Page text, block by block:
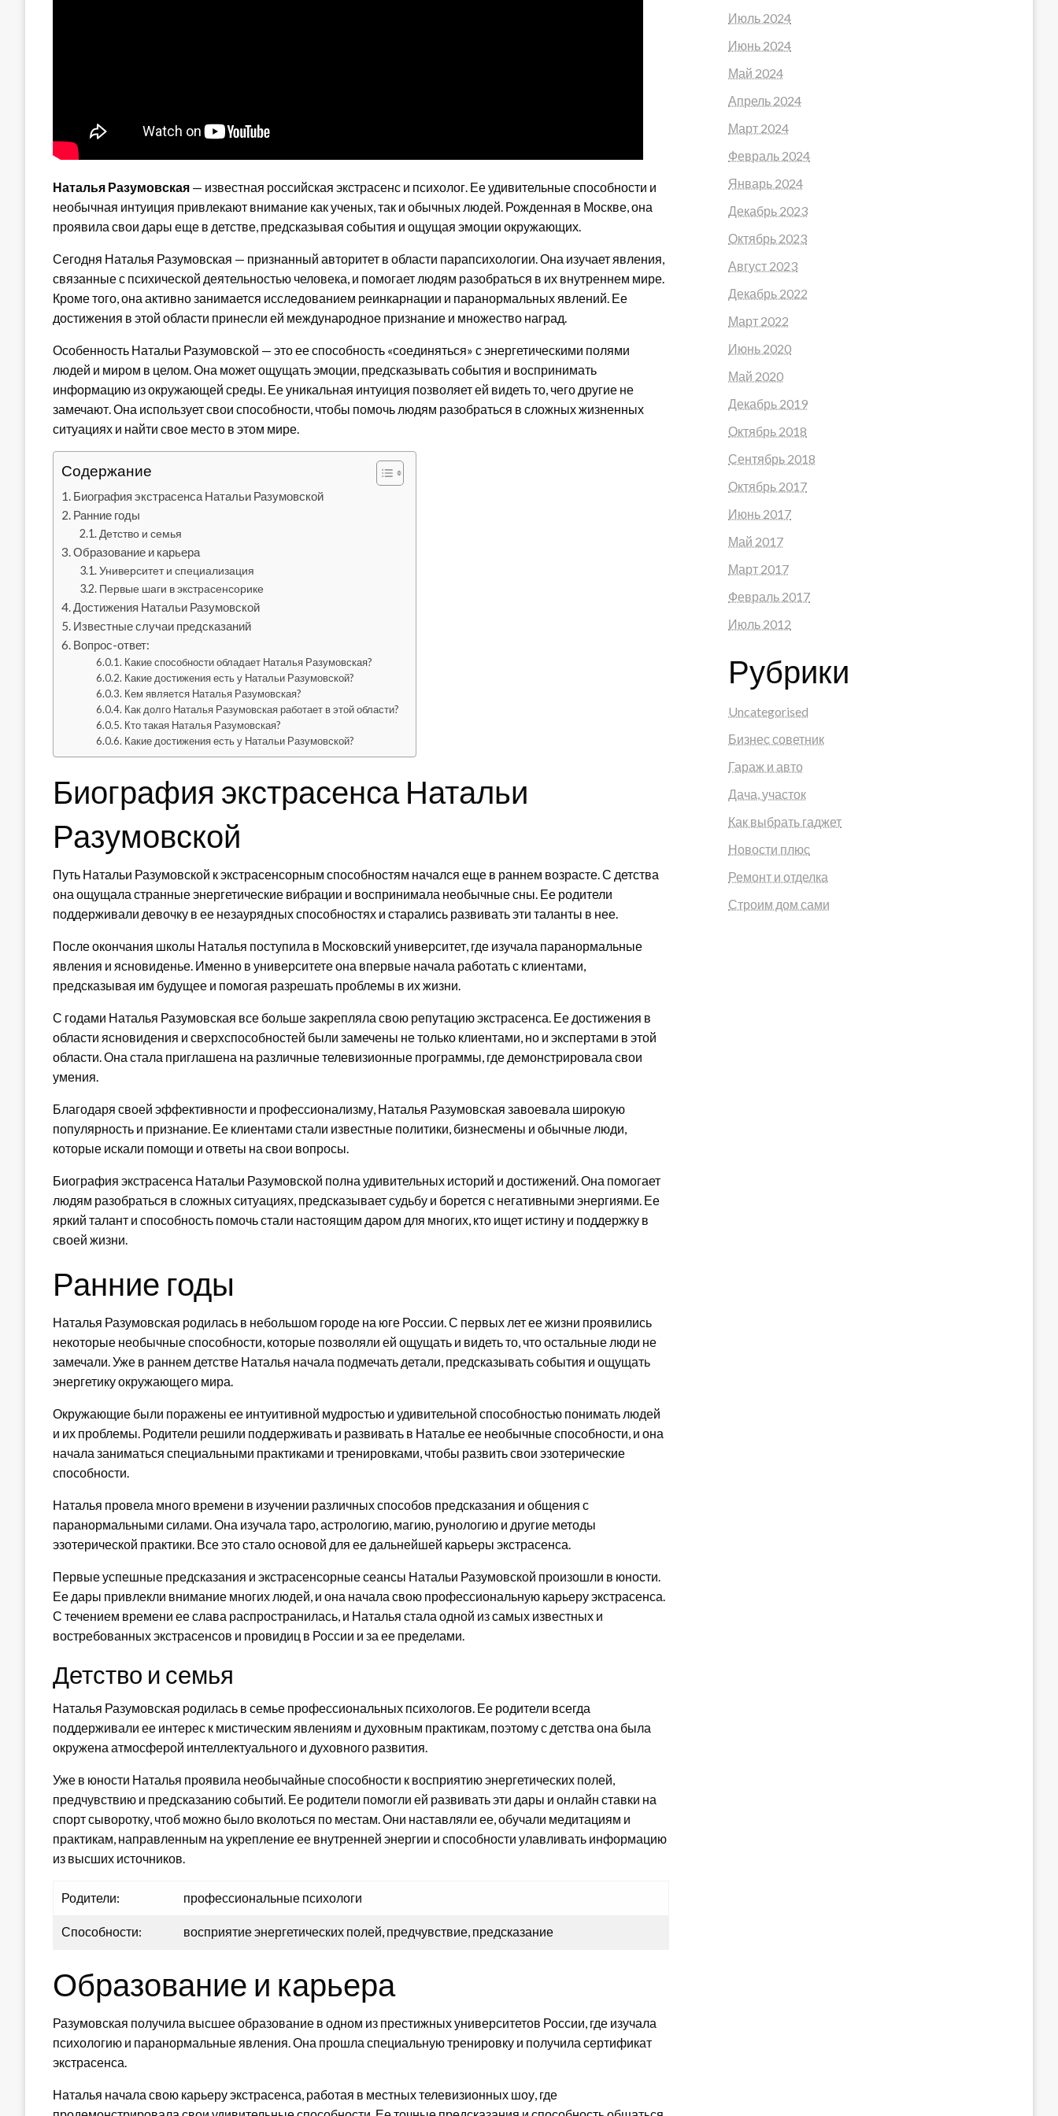
Наталья Разумовская — известная российская экстрасенс и психолог. Ее удивительные способности и
необычная интуиция привлекают внимание как ученых, так и обычных людей. Рожденная в Москве, она
проявила свои дары еще в детстве, предсказывая события и ощущая эмоции окружающих.
Сегодня Наталья Разумовская — признанный авторитет в области парапсихологии. Она изучает явления,
связанные с психической деятельностью человека, и помогает людям разобраться в их внутреннем мире.
Кроме того, она активно занимается исследованием реинкарнации и паранормальных явлений. Ее
достижения в этой области принесли ей международное признание и множество наград.
Особенность Натальи Разумовской — это ее способность «соединяться» с энергетическими полями
людей и миром в целом. Она может ощущать эмоции, предсказывать события и воспринимать
информацию из окружающей среды. Ее уникальная интуиция позволяет ей видеть то, чего другие не
замечают. Она использует свои способности, чтобы помочь людям разобраться в сложных жизненных
ситуациях и найти свое место в этом мире.
Содержание
Биография экстрасенса Натальи Разумовской
Ранние годы
Детство и семья
Образование и карьера
Университет и специализация
Первые шаги в экстрасенсорике
Достижения Натальи Разумовской
Известные случаи предсказаний
Вопрос-ответ:
Какие способности обладает Наталья Разумовская?
Какие достижения есть у Натальи Разумовской?
Кем является Наталья Разумовская?
Как долго Наталья Разумовская работает в этой области?
Кто такая Наталья Разумовская?
Какие достижения есть у Натальи Разумовской?
Биография экстрасенса Натальи
Разумовской
Путь Натальи Разумовской к экстрасенсорным способностям начался еще в раннем возрасте. С детства
она ощущала странные энергетические вибрации и воспринимала необычные сны. Ее родители
поддерживали девочку в ее незаурядных способностях и старались развивать эти таланты в нее.
После окончания школы Наталья поступила в Московский университет, где изучала паранормальные
явления и ясновиденье. Именно в университете она впервые начала работать с клиентами,
предсказывая им будущее и помогая разрешать проблемы в их жизни.
С годами Наталья Разумовская все больше закрепляла свою репутацию экстрасенса. Ее достижения в
области ясновидения и сверхспособностей были замечены не только клиентами, но и экспертами в этой
области. Она стала приглашена на различные телевизионные программы, где демонстрировала свои
умения.
Благодаря своей эффективности и профессионализму, Наталья Разумовская завоевала широкую
популярность и признание. Ее клиентами стали известные политики, бизнесмены и обычные люди,
которые искали помощи и ответы на свои вопросы.
Биография экстрасенса Натальи Разумовской полна удивительных историй и достижений. Она помогает
людям разобраться в сложных ситуациях, предсказывает судьбу и борется с негативными энергиями. Ее
яркий талант и способность помочь стали настоящим даром для многих, кто ищет истину и поддержку в
своей жизни.
Ранние годы
Наталья Разумовская родилась в небольшом городе на юге России. С первых лет ее жизни проявились
некоторые необычные способности, которые позволяли ей ощущать и видеть то, что остальные люди не
замечали. Уже в раннем детстве Наталья начала подмечать детали, предсказывать события и ощущать
энергетику окружающего мира.
Окружающие были поражены ее интуитивной мудростью и удивительной способностью понимать людей
и их проблемы. Родители решили поддерживать и развивать в Наталье ее необычные способности, и она
начала заниматься специальными практиками и тренировками, чтобы развить свои эзотерические
способности.
Наталья провела много времени в изучении различных способов предсказания и общения с
паранормальными силами. Она изучала таро, астрологию, магию, рунологию и другие методы
эзотерической практики. Все это стало основой для ее дальнейшей карьеры экстрасенса.
Первые успешные предсказания и экстрасенсорные сеансы Натальи Разумовской произошли в юности.
Ее дары привлекли внимание многих людей, и она начала свою профессиональную карьеру экстрасенса.
С течением времени ее слава распространилась, и Наталья стала одной из самых известных и
востребованных экстрасенсов и провидиц в России и за ее пределами.
Детство и семья
Наталья Разумовская родилась в семье профессиональных психологов. Ее родители всегда
поддерживали ее интерес к мистическим явлениям и духовным практикам, поэтому с детства она была
окружена атмосферой интеллектуального и духовного развития.
Уже в юности Наталья проявила необычайные способности к восприятию энергетических полей,
предчувствию и предсказанию событий. Ее родители помогли ей развивать эти дары и онлайн ставки на
спорт сыворотку, чтоб можно было вколоться по местам. Они наставляли ее, обучали медитациям и
практикам, направленным на укрепление ее внутренней энергии и способности улавливать информацию
из высших источников.
Родители: профессиональные психологи
Способности: восприятие энергетических полей, предчувствие, предсказание
Образование и карьера
Разумовская получила высшее образование в одном из престижных университетов России, где изучала
психологию и паранормальные явления. Она прошла специальную тренировку и получила сертификат
экстрасенса.
Наталья начала свою карьеру экстрасенса, работая в местных телевизионных шоу, где
Июль 2024
Июнь 2024
Май 2024
Апрель 2024
Март 2024
Февраль 2024
Январь 2024
Декабрь 2023
Октябрь 2023
Август 2023
Декабрь 2022
Март 2022
Июнь 2020
Май 2020
Декабрь 2019
Октябрь 2018
Сентябрь 2018
Октябрь 2017
Июнь 2017
Май 2017
Март 2017
Февраль 2017
Июль 2012
Рубрики
Uncategorised
Бизнес советник
Гараж и авто
Дача, участок
Как выбрать гаджет
Новости плюс
Ремонт и отделка
Строим дом сами